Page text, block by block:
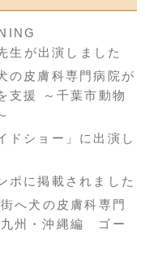
生が出演しました
の皮膚科専門病院が
支援 ～千葉市動物
ドショー」に出演し
ポに掲載されました
へ犬の皮膚科専門
九州・沖縄編 ゴー